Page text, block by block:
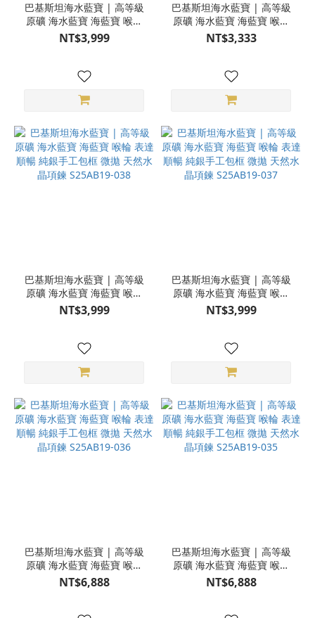
巴基斯坦海水藍寶 | 高等級
原礦 海水藍寶 海藍寶 喉輪
表達順暢 純銀手工包框 微拋
天然水晶項鍊 S25AB19-040
NT$3,999
巴基斯坦海水藍寶 | 高等級
原礦 海水藍寶 海藍寶 喉輪
表達順暢 純銀手工包框 微拋
天然水晶項鍊 S25AB19-039
NT$3,333
巴基斯坦海水藍寶 | 高等級
原礦 海水藍寶 海藍寶 喉輪
表達順暢 純銀手工包框 微拋
天然水晶項鍊 S25AB19-038
NT$3,999
巴基斯坦海水藍寶 | 高等級
原礦 海水藍寶 海藍寶 喉輪
表達順暢 純銀手工包框 微拋
天然水晶項鍊 S25AB19-037
NT$3,999
巴基斯坦海水藍寶 | 高等級
原礦 海水藍寶 海藍寶 喉輪
表達順暢 純銀手工包框 微拋
天然水晶項鍊 S25AB19-036
NT$6,888
巴基斯坦海水藍寶 | 高等級
原礦 海水藍寶 海藍寶 喉輪
表達順暢 純銀手工包框 微拋
天然水晶項鍊 S25AB19-035
NT$6,888